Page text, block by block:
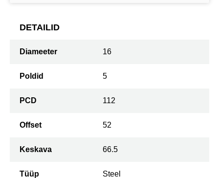
DETAILID
Diameeter 16
Poldid 5
PCD 112
Offset 52
Keskava 66.5
Tüüp Steel